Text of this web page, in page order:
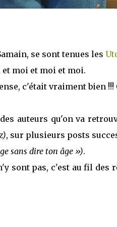
se sont tenues les
et moi et moi et moi.
c'était vraiment bien !!!
auteurs qu'on va
, sur plusieurs posts
sans dire ton âge »).
sont pas, c'est au fil des